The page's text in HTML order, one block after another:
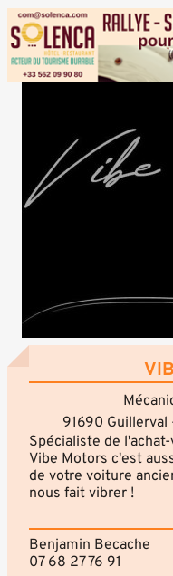
91690 Guillerval
Spécialiste de
Vibe Motors c'est
de votre voiture
nous fait vibrer !
Benjamin Becache
07 68 27 76 91